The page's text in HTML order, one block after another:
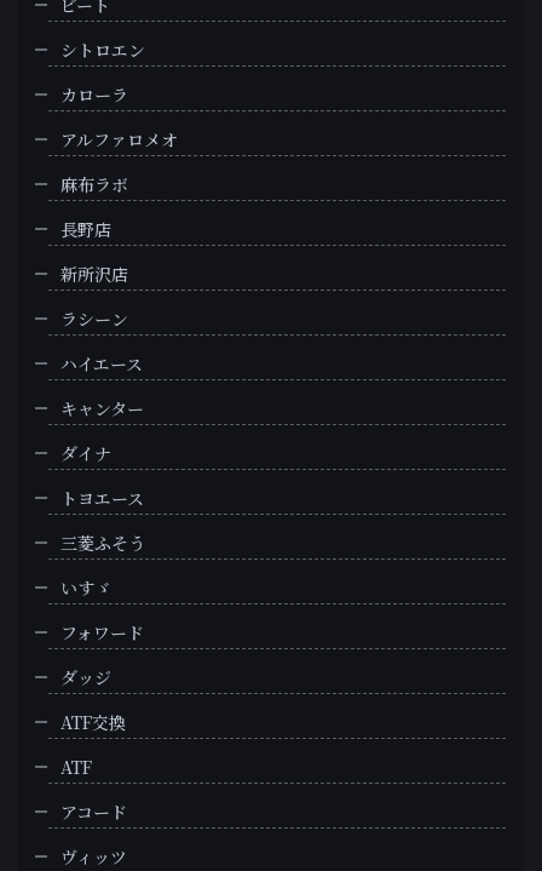
ビート
シトロエン
カローラ
アルファロメオ
麻布ラボ
長野店
新所沢店
ラシーン
ハイエース
キャンター
ダイナ
トヨエース
三菱ふそう
いすゞ
フォワード
ダッジ
ATF交換
ATF
アコード
ヴィッツ